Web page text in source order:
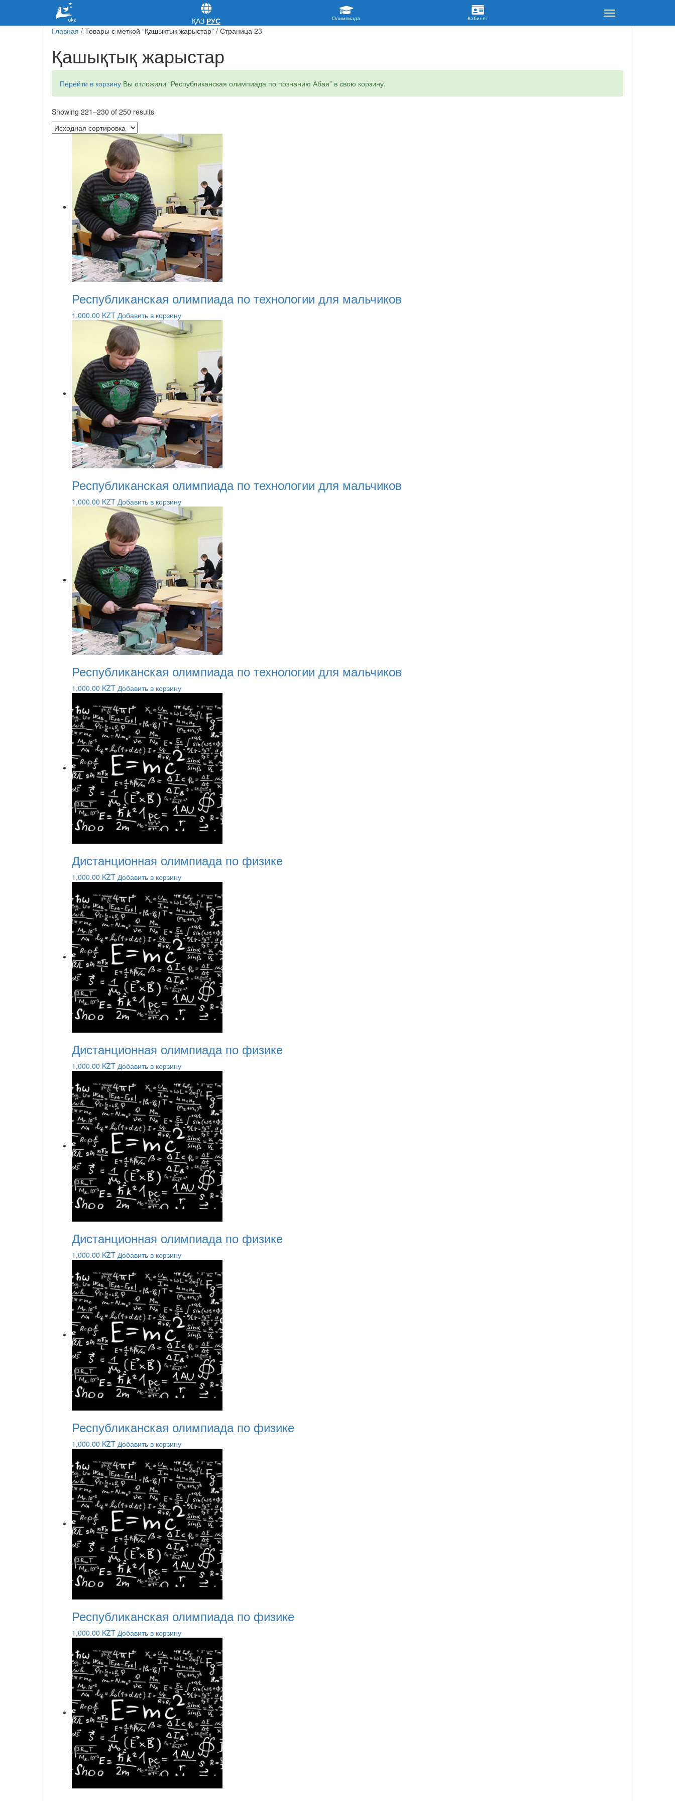
Главная / Товары с меткой “Қашықтық жарыстар” / Страница 23
Қашықтық жарыстар
Перейти в корзину Вы отложили “Республиканская олимпиада по познанию Абая” в свою корзину.
Showing 221–230 of 250 results
Республиканская олимпиада по технологии для мальчиков
1,000.00 KZT Добавить в корзину
Республиканская олимпиада по технологии для мальчиков
1,000.00 KZT Добавить в корзину
Республиканская олимпиада по технологии для мальчиков
1,000.00 KZT Добавить в корзину
Дистанционная олимпиада по физике
1,000.00 KZT Добавить в корзину
Дистанционная олимпиада по физике
1,000.00 KZT Добавить в корзину
Дистанционная олимпиада по физике
1,000.00 KZT Добавить в корзину
Республиканская олимпиада по физике
1,000.00 KZT Добавить в корзину
Республиканская олимпиада по физике
1,000.00 KZT Добавить в корзину
ҚАЗ РУС